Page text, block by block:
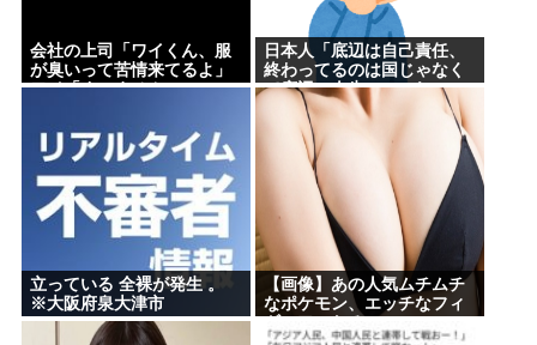
会社の上司「ワイくん、服
が臭いって苦情来てるよ」
ワイ「すいません」
日本人「底辺は自己責任、
終わってるのは国じゃなく
て底辺の人生」←これ
立っている 全裸が発生 。
※大阪府泉大津市
【画像】あの人気ムチムチ
なポケモン、エッチなフィ